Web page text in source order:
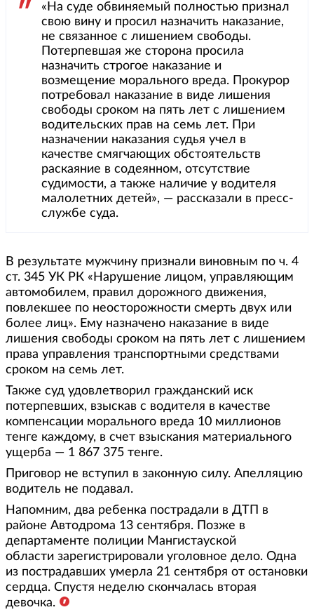
«На суде обвиняемый полностью признал
свою вину и просил назначить наказание,
не связанное с лишением свободы.
Потерпевшая же сторона просила
назначить строгое наказание и
возмещение морального вреда. Прокурор
потребовал наказание в виде лишения
свободы сроком на пять лет с лишением
водительских прав на семь лет. При
назначении наказания судья учел в
качестве смягчающих обстоятельств
раскаяние в содеянном, отсутствие
судимости, а также наличие у водителя
малолетних детей», — рассказали в пресс-
службе суда.
В результате мужчину признали виновным по ч. 4
ст. 345 УК РК «Нарушение лицом, управляющим
автомобилем, правил дорожного движения,
повлекшее по неосторожности смерть двух или
более лиц». Ему назначено наказание в виде
лишения свободы сроком на пять лет с лишением
права управления транспортными средствами
сроком на семь лет.
Также суд удовлетворил гражданский иск
потерпевших, взыскав с водителя в качестве
компенсации морального вреда 10 миллионов
тенге каждому, в счет взыскания материального
ущерба — 1 867 375 тенге.
Приговор не вступил в законную силу. Апелляцию
водитель не подавал.
Напомним, два ребенка пострадали в ДТП в
районе Автодрома 13 сентября. Позже в
департаменте полиции Мангистауской
области зарегистрировали уголовное дело. Одна
из пострадавших умерла 21 сентября от остановки
сердца. Спустя неделю скончалась вторая
девочка.